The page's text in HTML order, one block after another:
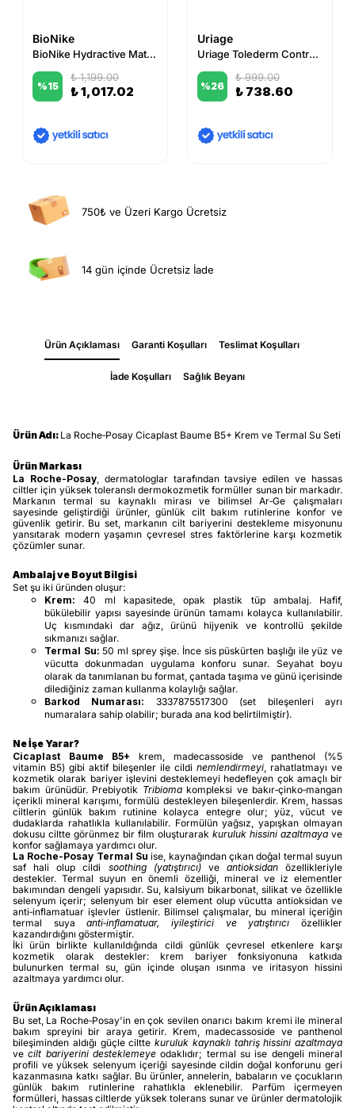
BioNike
BioNike Hydractive Mattifynig Moisturising Fluid 40 ml
%15
₺ 1,199.00
₺ 1,017.02
Uriage
Uriage Tolederm Control Soothing Rich Care 40 ml
%26
₺ 999.00
₺ 738.60
750₺ ve Üzeri Kargo Ücretsiz
14 gün içinde Ücretsiz İade
Ürün Açıklaması Garanti Koşulları Teslimat Koşulları
İade Koşulları Sağlık Beyanı
Ürün Adı: La Roche‑Posay Cicaplast Baume B5+ Krem ve Termal Su Seti
Ürün Markası
La Roche‑Posay, dermatologlar tarafından tavsiye edilen ve hassas
ciltler için yüksek toleranslı dermokozmetik formüller sunan bir markadır.
Markanın termal su kaynaklı mirası ve bilimsel Ar‑Ge çalışmaları
sayesinde geliştirdiği ürünler, günlük cilt bakım rutinlerine konfor ve
güvenlik getirir. Bu set, markanın cilt bariyerini destekleme misyonunu
yansıtarak modern yaşamın çevresel stres faktörlerine karşı kozmetik
çözümler sunar.
Ambalaj ve Boyut Bilgisi
Set şu iki üründen oluşur:
Krem: 40 ml kapasitede, opak plastik tüp ambalaj. Hafif,
bükülebilir yapısı sayesinde ürünün tamamı kolayca kullanılabilir.
Uç kısmındaki dar ağız, ürünü hijyenik ve kontrollü şekilde
sıkmanızı sağlar.
Termal Su: 50 ml sprey şişe. İnce sis püskürten başlığı ile yüz ve
vücutta dokunmadan uygulama konforu sunar. Seyahat boyu
olarak da tanımlanan bu format, çantada taşıma ve günü içerisinde
dilediğiniz zaman kullanma kolaylığı sağlar.
Barkod Numarası: 3337875517300 (set bileşenleri ayrı
numaralara sahip olabilir; burada ana kod belirtilmiştir).
Ne İşe Yarar?
Cicaplast Baume B5+ krem, madecassoside ve panthenol (%5
vitamin B5) gibi aktif bileşenler ile cildi nemlendirmeyi , rahatlatmayı ve
kozmetik olarak bariyer işlevini desteklemeyi hedefleyen çok amaçlı bir
bakım ürünüdür. Prebiyotik Tribiomakompleksi ve bakır‑çinko‑mangan
içerikli mineral karışımı, formülü destekleyen bileşenlerdir. Krem, hassas
ciltlerin günlük bakım rutinine kolayca entegre olur; yüz, vücut ve
dudaklarda rahatlıkla kullanılabilir. Formülün yağsız, yapışkan olmayan
dokusu ciltte görünmez bir film oluşturarak kuruluk hissini azaltmaya ve
konfor sağlamaya yardımcı olur.
La Roche‑Posay Termal Su ise, kaynağından çıkan doğal termal suyun
saf hali olup cildi soothing (yatıştırıcı)ve antioksidanözellikleriyle
destekler. Termal suyun en önemli özelliği, mineral ve iz elementler
bakımından dengeli yapısıdır. Su, kalsiyum bikarbonat, silikat ve özellikle
selenyum içerir; selenyum bir eser element olup vücutta antioksidan ve
anti‑inflamatuar işlevler üstlenir. Bilimsel çalışmalar, bu mineral içeriğin
termal suyaanti‑inflamatuar, iyileştirici ve yatıştırıcı özellikler
kazandırdığını göstermiştir.
İki ürün birlikte kullanıldığında cildi günlük çevresel etkenlere karşı
kozmetik olarak destekler: krem bariyer fonksiyonuna katkıda
bulunurken termal su, gün içinde oluşan ısınma ve iritasyon hissini
azaltmaya yardımcı olur.
Ürün Açıklaması
Bu set, La Roche‑Posay'in en çok sevilen onarıcı bakım kremi ile mineral
bakım spreyini bir araya getirir. Krem, madecassoside ve panthenol
bileşiminden aldığı güçle ciltte kuruluk kaynaklı tahriş hissini azaltmaya
vecilt bariyerini desteklemeye odaklıdır; termal su ise dengeli mineral
profili ve yüksek selenyum içeriği sayesinde cildin doğal konforunu geri
kazanmasına katkı sağlar. Bu ürünler, annelerin, babaların ve çocukların
günlük bakım rutinlerine rahatlıkla eklenebilir. Parfüm içermeyen
formülleri, hassas ciltlerde yüksek tolerans sunar ve ürünler dermatolojik